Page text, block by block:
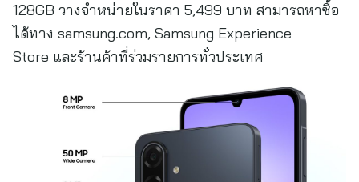
128GB วางจำหน่ายในราคา 5,499 บาท สามารถหาซื้อ
ได้ทาง samsung.com, Samsung Experience
Store และร้านค้าที่ร่วมรายการทั่วประเทศ